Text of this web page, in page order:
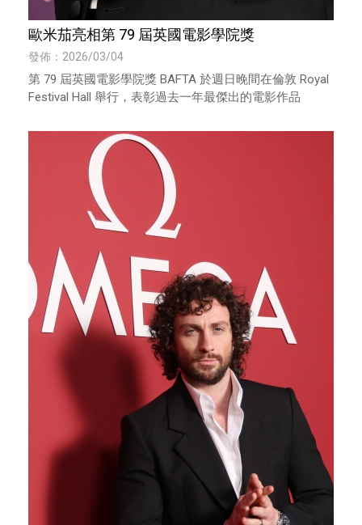
歐米茄亮相第 79 屆英國電影學院獎
發佈：2026/03/04
第 79 屆英國電影學院獎 BAFTA 於週日晚間在倫敦 Royal
Festival Hall 舉行，表彰過去一年最傑出的電影作品